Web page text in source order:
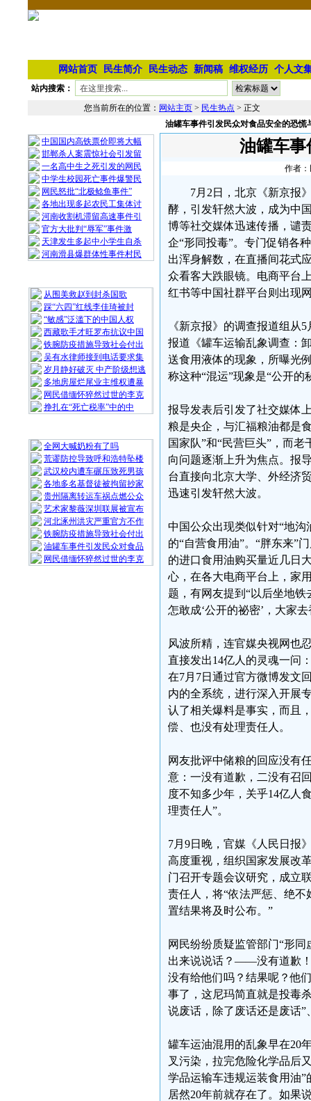
网站首页 民生简介 民生动态 新闻稿 维权经历 个人文
站内搜索：
您当前所在的位置： 网站主页 > 民生热点 > 正文
中国国内高铁票价即将大幅
邯郸杀人案震惊社会引发留
一名高中生之死引发的网民
中学生校园死亡事件爆警民
网民怒批“北极鲶鱼事件”
各地出现多起农民工集体讨
河南收割机滞留高速事件引
官方大批判“辱军”事件激
天津发生多起中小学生自杀
河南滑县爆群体性事件村民
从围美救赵到封杀国歌
踩“六四”红线李佳琦被封
“敏感”泛滥下的中国人权
西藏歌手才旺罗布抗议中国
铁腕防疫措施导致社会付出
吴有水律师接到电话要求集
岁月静好破灭 中产阶级想逃
多地房屋烂尾业主维权遭暴
网民借缅怀猝然过世的李克
挣扎在“死亡税率”中的中
全网大喊奶粉有了吗
荒谬防控导致呼和浩特坠楼
武汉校内遭车碾压致死男孩
各地多名基督徒被拘留抄家
贵州隔离转运车祸点燃公众
艺术家黎薇深圳联展被宣布
河北涿州洪灾严重官方不作
铁腕防疫措施导致社会付出
油罐车事件引发民众对食品
网民借缅怀猝然过世的李克
油罐车事件引发民众对食品安全的恐慌
油罐车事
作者：
7月2日，北京《新京报
酵，引发轩然大波，成为中
博等社交媒体迅速传播，谴
企“形同投毒”。专门促销各
出浑身解数，在直播间花式
众看客大跌眼镜。电商平台
红书等中国社群平台则出现
《新京报》的调查报道组从
报道《罐车运输乱象调查：
送食用液体的现象，所曝光
称这种“混运”现象是“公开的
报导发表后引发了社交媒体
粮是央企，与汇福粮油都是
国家队”和“民营巨头”，而
向问题逐渐上升为焦点。报
台直接向北京大学、外经济
迅速引发轩然大波。
中国公众出现类似针对“地
的“自营食用油”。“胖东来”
的进口食用油购买量近几日
心，在各大电商平台上，家
题，有网友提到“以后坐地
怎敢成‘公开的祕密’，大家
风波所精，连官媒央视网也
直接发出14亿人的灵魂一问
在7月7日通过官方微博发文
内的全系统，进行深入开展
认了相关爆料是事实，而且
偿、也没有处理责任人。
网友批评中储粮的回应没有
意：一没有道歉，二没有召
度不知多少年，关乎14亿人
理责任人”。
7月9日晚，官媒《人民日报
高度重视，组织国家发展改
门召开专题会议研究，成立
责任人，将“依法严惩、绝
置结果将及时公布。”
网民纷纷质疑监管部门“形
出来说说话？——没有道歉！
没有给他们吗？结果呢？他
事了，这尼玛简直就是投毒
说废话，除了废话还是废话”
罐车运油混用的乱象早在20
叉污染，拉完危险化学品后
学品运输车违规运装食用油
居然20年前就存在了。如果